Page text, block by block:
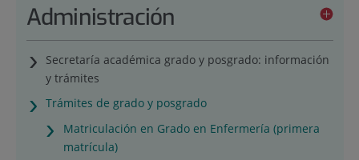
Administración
Secretaría académica grado y posgrado: información
y trámites
Trámites de grado y posgrado
Matriculación en Grado en Enfermería (primera
matrícula)